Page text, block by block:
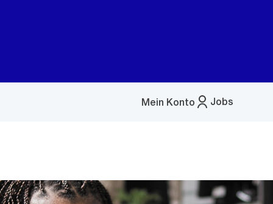
Jobs
Mein Konto
Menü